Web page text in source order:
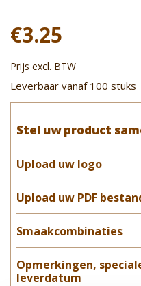
€3.25
Prijs excl. BTW
Leverbaar vanaf 100 stuks
Stel uw product
Upload uw logo
Upload uw PDF
Smaakcombinaties
Opmerkingen,
leverdatum